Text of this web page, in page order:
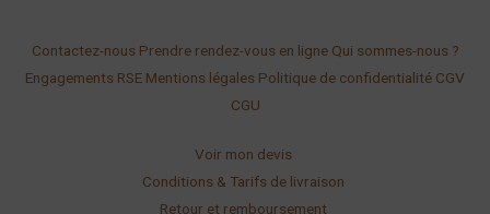
Contactez-nous Prendre rendez-vous en ligne Qui sommes-nous ?
Engagements RSE Mentions légales Politique de confidentialité CGV
CGU
Voir mon devis
Conditions & Tarifs de livraison
Retour et remboursement